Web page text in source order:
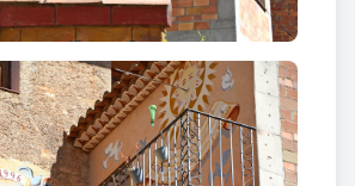
i més endavant seria també
de pintura d’Ascó i Móra
enllà dels premis, el seu veritable
de transformar la
senzilla, de capturar el
i la respiració dels paisatges